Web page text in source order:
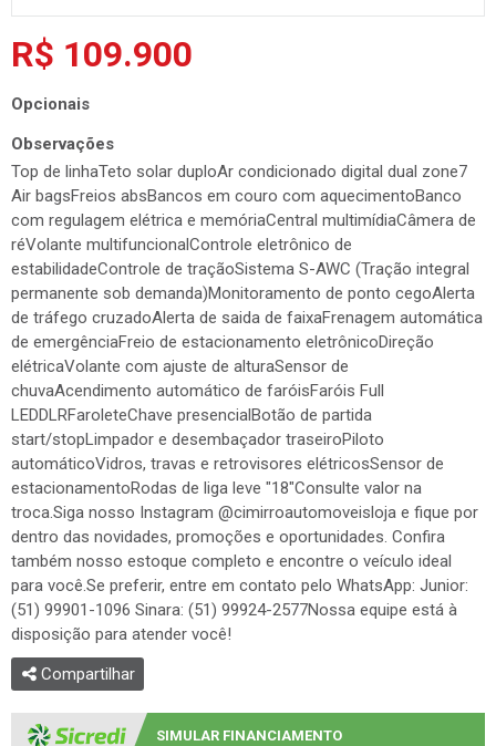
R$ 109.900
Opcionais
Observações
Top de linhaTeto solar duploAr condicionado digital dual zone7
Air bagsFreios absBancos em couro com aquecimentoBanco
com regulagem elétrica e memóriaCentral multimídiaCâmera de
réVolante multifuncionalControle eletrônico de
estabilidadeControle de traçãoSistema S-AWC (Tração integral
permanente sob demanda)Monitoramento de ponto cegoAlerta
de tráfego cruzadoAlerta de saida de faixaFrenagem automática
de emergênciaFreio de estacionamento eletrônicoDireção
elétricaVolante com ajuste de alturaSensor de
chuvaAcendimento automático de faróisFaróis Full
LEDDLRFaroleteChave presencialBotão de partida
start/stopLimpador e desembaçador traseiroPiloto
automáticoVidros, travas e retrovisores elétricosSensor de
estacionamentoRodas de liga leve "18"Consulte valor na
troca.Siga nosso Instagram @cimirroautomoveisloja e fique por
dentro das novidades, promoções e oportunidades. Confira
também nosso estoque completo e encontre o veículo ideal
para você.Se preferir, entre em contato pelo WhatsApp: Junior:
(51) 99901-1096 Sinara: (51) 99924-2577Nossa equipe está à
disposição para atender você!
Compartilhar
SIMULAR FINANCIAMENTO